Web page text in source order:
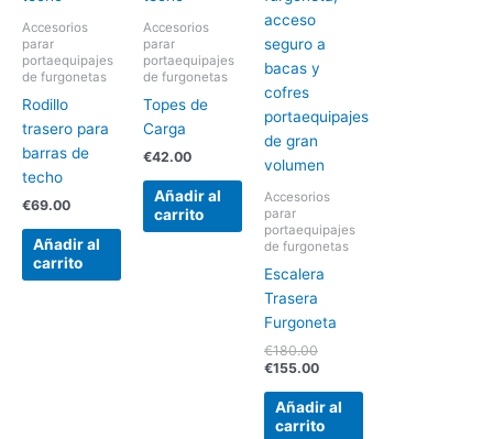
Accesorios
parar
portaequipajes
de furgonetas
Rodillo
trasero para
barras de
techo
€69.00
Añadir al
carrito
Accesorios
parar
portaequipajes
de furgonetas
Topes de
Carga
€42.00
Añadir al
carrito
Accesorios
parar
portaequipajes
de furgonetas
Escalera
Trasera
Furgoneta
€180.00
€155.00
Añadir al
carrito